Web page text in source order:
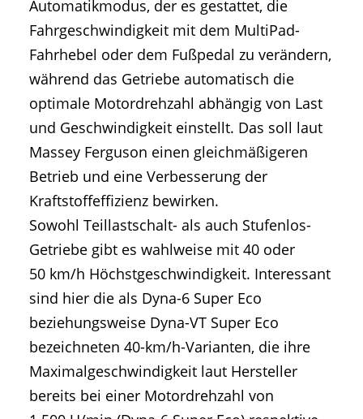
Automatikmodus, der es gestattet, die
Fahrgeschwindigkeit mit dem MultiPad-
Fahrhebel oder dem Fußpedal zu verändern,
während das Getriebe automatisch die
optimale Motordrehzahl abhängig von Last
und Geschwindigkeit einstellt. Das soll laut
Massey Ferguson einen gleichmäßigeren
Betrieb und eine Verbesserung der
Kraftstoffeffizienz bewirken.
Sowohl Teillastschalt- als auch Stufenlos-
Getriebe gibt es wahlweise mit 40 oder
50 km/h Höchstgeschwindigkeit. Interessant
sind hier die als Dyna-6 Super Eco
beziehungsweise Dyna-VT Super Eco
bezeichneten 40-km/h-Varianten, die ihre
Maximalgeschwindigkeit laut Hersteller
bereits bei einer Motordrehzahl von